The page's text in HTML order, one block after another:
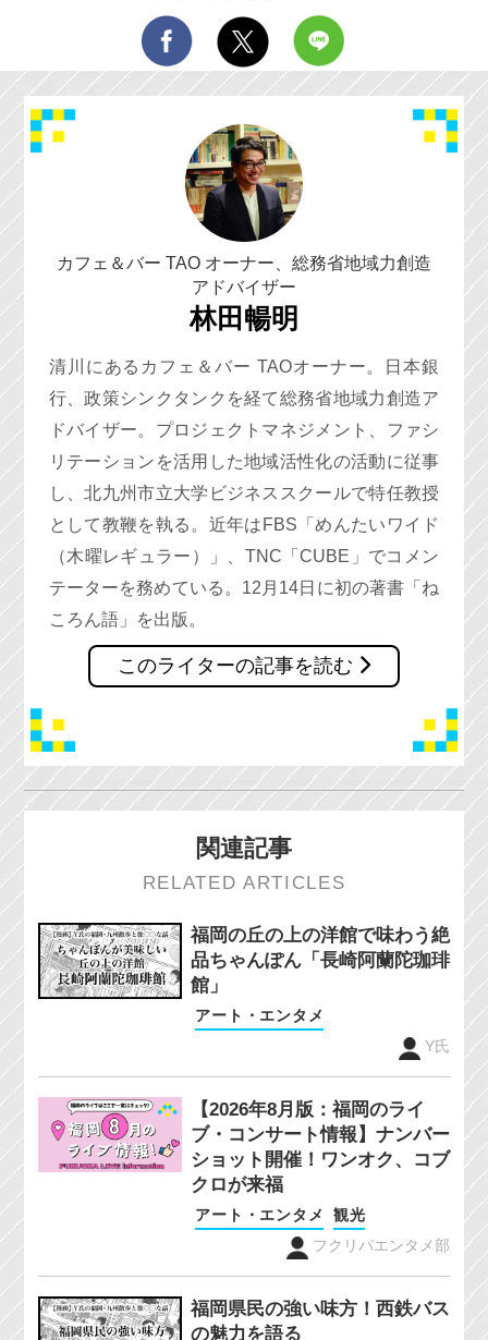
カフェ＆バー TAO オーナー、総務省地域力創造
アドバイザー
林田暢明
清川にあるカフェ＆バー TAOオーナー。日本銀
行、政策シンクタンクを経て総務省地域力創造ア
ドバイザー。プロジェクトマネジメント、ファシ
リテーションを活用した地域活性化の活動に従事
し、北九州市立大学ビジネススクールで特任教授
として教鞭を執る。近年はFBS「めんたいワイド
（木曜レギュラー）」、TNC「CUBE」でコメン
テーターを務めている。12月14日に初の著書「ね
ころん語」を出版。
このライターの記事を読む
関連記事
RELATED ARTICLES
福岡の丘の上の洋館で味わう絶
品ちゃんぽん「長崎阿蘭陀珈琲
館」
アート・エンタメ
Y氏
【2026年8月版：福岡のライ
ブ・コンサート情報】ナンバー
ショット開催！ワンオク、コブ
クロが来福
アート・エンタメ
観光
フクリパエンタメ部
福岡県民の強い味方！西鉄バス
の魅力を語る